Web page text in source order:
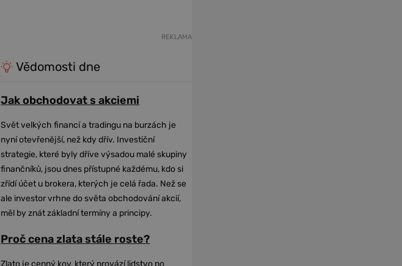
REKLAMA
Vědomosti dne
Jak obchodovat s akciemi
Svět velkých financí a tradingu na burzách je
nyní otevřenější, než kdy dřív. Investiční
strategie, které byly dříve výsadou malé skupiny
finančníků, jsou dnes přístupné každému, kdo si
zřídí účet u brokera, kterých je celá řada. Než se
ale investor vrhne do světa obchodování akcií,
měl by znát základní termíny a principy.
Proč cena zlata stále roste?
Zlato je cenný kov, který provází lidstvo po